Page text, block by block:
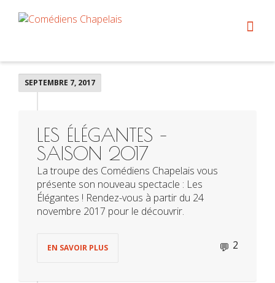
SEPTEMBRE 7, 2017
LES ÉLÉGANTES –
SAISON 2017
La troupe des Comédiens Chapelais vous
présente son nouveau spectacle : Les
Élégantes ! Rendez-vous à partir du 24
novembre 2017 pour le découvrir.
EN SAVOIR PLUS 2